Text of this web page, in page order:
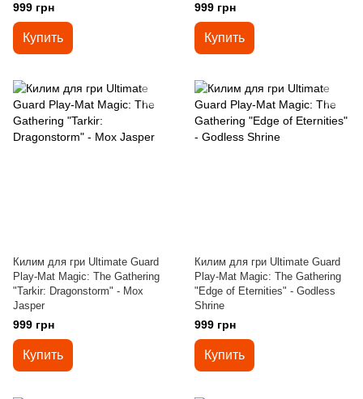
999 грн
Купить
999 грн
Купить
Килим для гри Ultimate Guard
Play-Mat Magic: The Gathering
"Tarkir: Dragonstorm" - Mox
Jasper
999 грн
Купить
Килим для гри Ultimate Guard
Play-Mat Magic: The Gathering
"Edge of Eternities" - Godless
Shrine
999 грн
Купить